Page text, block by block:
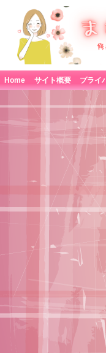
Home サイト概要 プライ